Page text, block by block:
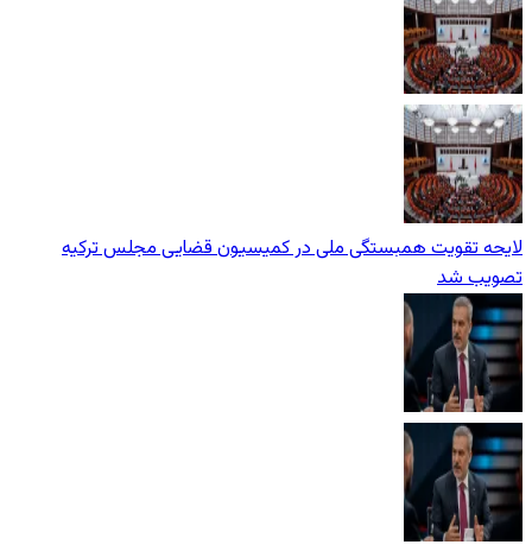
لایحه تقویت همبستگی ملی در کمیسیون قضایی مجلس ترکیه
تصویب شد